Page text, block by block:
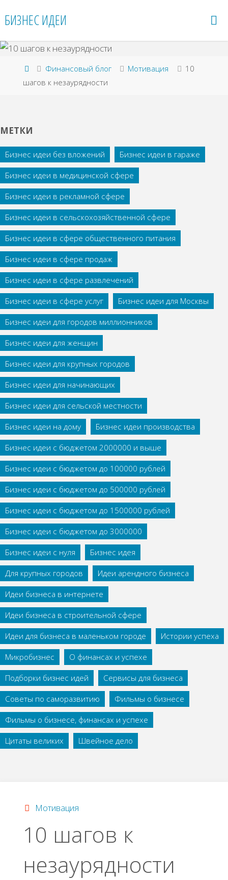
БИЗНЕС ИДЕИ
Главная
Финансовый блог Мотивация
10
шагов к незаурядности
МЕТКИ
Бизнес идеи без вложений
Бизнес идеи в гараже
Бизнес идеи в медицинской сфере
Бизнес идеи в рекламной сфере
Бизнес идеи в сельскохозяйственной сфере
Бизнес идеи в сфере общественного питания
Бизнес идеи в сфере продаж
Бизнес идеи в сфере развлечений
Бизнес идеи в сфере услуг
Бизнес идеи для Москвы
Бизнес идеи для городов миллионников
Бизнес идеи для женщин
Бизнес идеи для крупных городов
Бизнес идеи для начинающих
Бизнес идеи для сельской местности
Бизнес идеи на дому
Бизнес идеи производства
Бизнес идеи с бюджетом 2000000 и выше
Бизнес идеи с бюджетом до 100000 рублей
Бизнес идеи с бюджетом до 500000 рублей
Бизнес идеи с бюджетом до 1500000 рублей
Бизнес идеи с бюджетом до 3000000
Бизнес идеи с нуля
Бизнес идея
Для крупных городов
Идеи арендного бизнеса
Идеи бизнеса в интернете
Идеи бизнеса в строительной сфере
Идеи для бизнеса в маленьком городе
Истории успеха
Микробизнес
О финансах и успехе
Подборки бизнес идей
Сервисы для бизнеса
Советы по саморазвитию
Фильмы о бизнесе
Фильмы о бизнесе, финансах и успехе
Цитаты великих
Швейное дело
Мотивация
10 шагов к
незаурядности